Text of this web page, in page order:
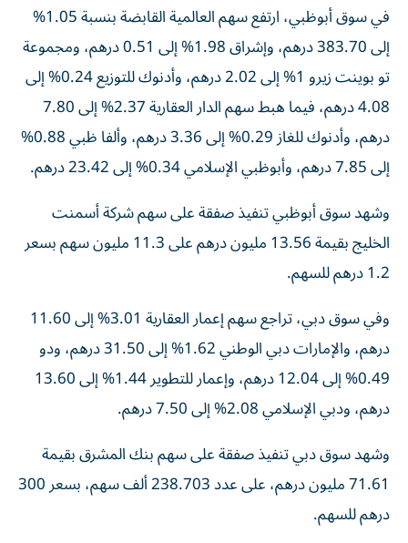
في سوق أبوظبي، ارتفع سهم العالمية القابضة بنسبة 1.05%
إلى 383.70 درهم، وإشراق 1.98% إلى 0.51 درهم، ومجموعة
تو بوينت زيرو 1% إلى 2.02 درهم، وأدنوك للتوزيع 0.24% إلى
4.08 درهم، فيما هبط سهم الدار العقارية 2.37% إلى 7.80
درهم، وأدنوك للغاز 0.29% إلى 3.36 درهم، وألفا ظبي 0.88%
إلى 7.85 درهم، وأبوظبي الإسلامي 0.34% إلى 23.42 درهم.
وشهد سوق أبوظبي تنفيذ صفقة على سهم شركة أسمنت
الخليج بقيمة 13.56 مليون درهم على 11.3 مليون سهم بسعر
1.2 درهم للسهم.
وفي سوق دبي، تراجع سهم إعمار العقارية 3.01% إلى 11.60
درهم، والإمارات دبي الوطني 1.62% إلى 31.50 درهم، ودو
0.49% إلى 12.04 درهم، وإعمار للتطوير 1.44% إلى 13.60
درهم، ودبي الإسلامي 2.08% إلى 7.50 درهم.
وشهد سوق دبي تنفيذ صفقة على سهم بنك المشرق بقيمة
71.61 مليون درهم، على عدد 238.703 ألف سهم، بسعر 300
درهم للسهم.